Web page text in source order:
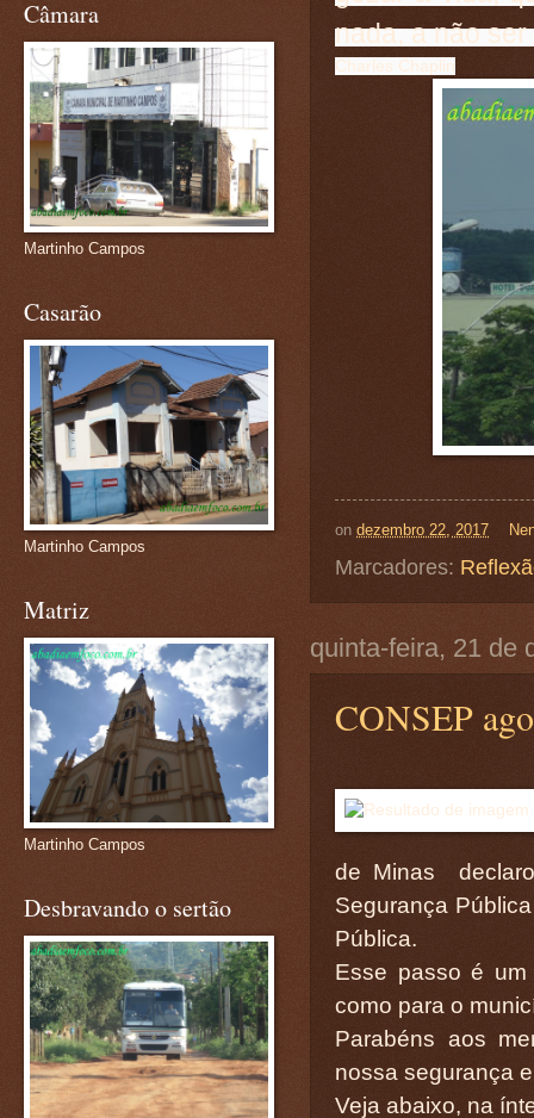
nada, a não
Charles Chaplin
on dezembro 22, 2017
Marcadores:
quinta-feira, 21 de
CONSEP
de Minas
Segurança
Pública.
Esse passo é
como para o
Parabéns aos
nossa segurança
Veja abaixo, na
Câmara
Martinho Campos
Casarão
Martinho Campos
Matriz
Martinho Campos
Desbravando o sertão